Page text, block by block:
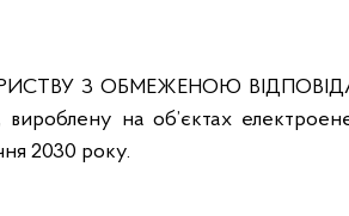
З ОБМЕЖЕНОЮ
на об’єктах
2030 року.